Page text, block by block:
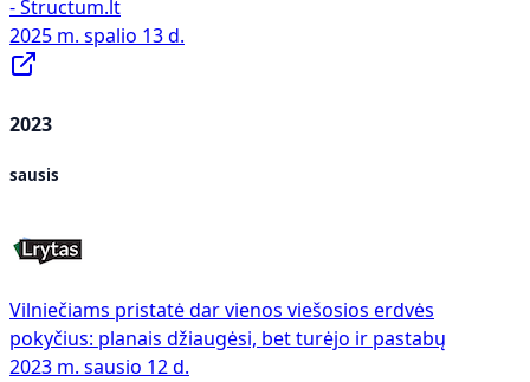
- Structum.lt
2025 m. spalio 13 d.
2023
sausis
Vilniečiams pristatė dar vienos viešosios erdvės
pokyčius: planais džiaugėsi, bet turėjo ir pastabų
2023 m. sausio 12 d.